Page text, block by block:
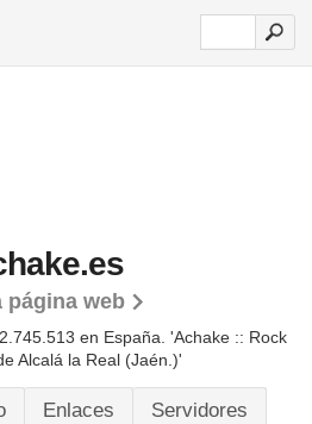
página web
en España. 'Achake :: Rock
Alcalá la Real (Jaén.)'
Enlaces Servidores